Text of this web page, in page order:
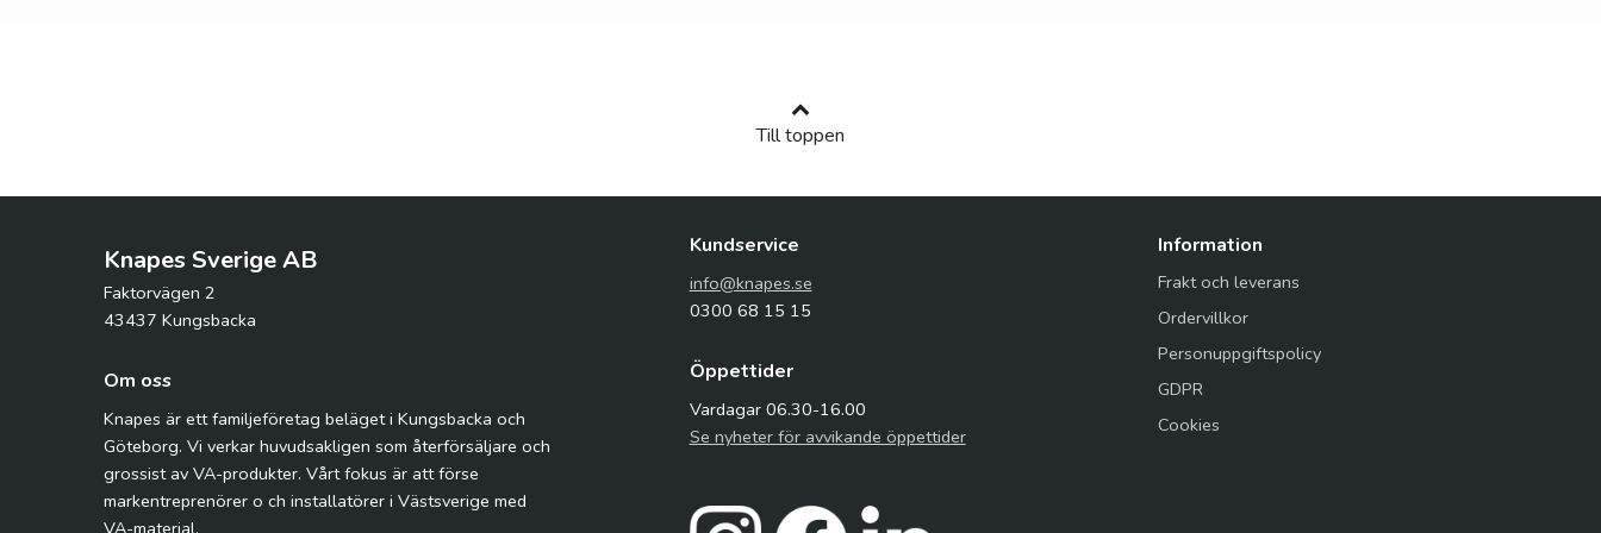
Till toppen
Knapes Sverige AB
Faktorvägen 2
43437 Kungsbacka
Om oss
Knapes är ett familjeföretag beläget i Kungsbacka och
Göteborg. Vi verkar huvudsakligen som återförsäljare och
grossist av VA-produkter. Vårt fokus är att förse
markentreprenörer o ch installatörer i Västsverige med
VA-material.
Kundservice
info@knapes.se
0300 68 15 15
Öppettider
Vardagar 06.30-16.00
Se nyheter för avvikande öppettider
Information
Frakt och leverans
Ordervillkor
Personuppgiftspolicy
GDPR
Cookies